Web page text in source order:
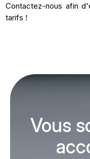
Contactez-nous afin
tarifs !
Vous